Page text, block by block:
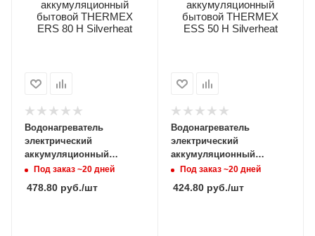
Водонагреватель
электрический
аккумуляционный
бытовой THERMEX ERS
Под заказ ~20 дней
478.80 руб./шт
Водонагреватель
электрический
аккумуляционный
бытовой THERMEX ESS
Под заказ ~20 дней
424.80руб./шт